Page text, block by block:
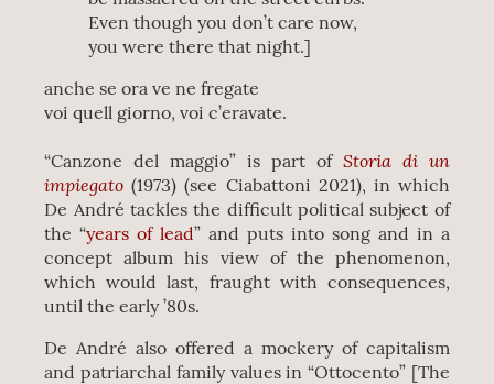
Even though you don’t care now,
you were there that night.]
anche se ora ve ne fregate
voi quell giorno, voi c’eravate.
“Canzone del maggio” is part of Storia di un
impiegato (1973) (see Ciabattoni 2021), in which
De André tackles the difficult political subject of
the “years of lead” and puts into song and in a
concept album his view of the phenomenon,
which would last, fraught with consequences,
until the early ’80s.
De André also offered a mockery of capitalism
and patriarchal family values in “Ottocento” [The